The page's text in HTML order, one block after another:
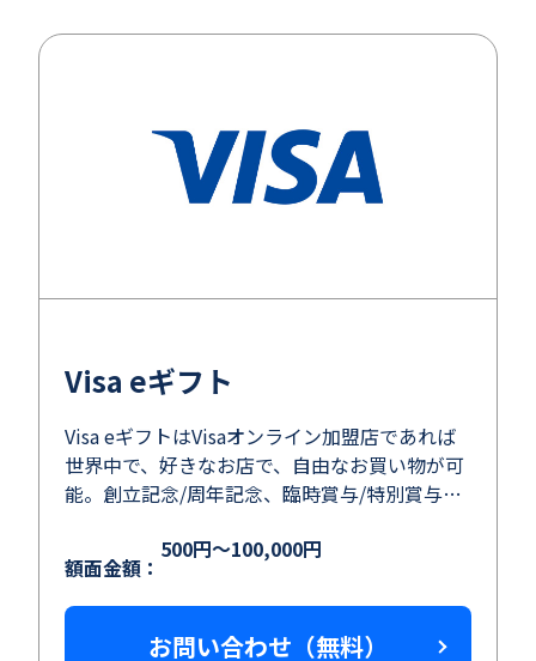
Visa eギフト
Visa eギフトはVisaオンライン加盟店であれば
世界中で、好きなお店で、自由なお買い物が可
能。創立記念/周年記念、臨時賞与/特別賞与等
にも誰にでも喜ばれるギフトコード！
額面金額：
500円～100,000円
お問い合わせ（無料）